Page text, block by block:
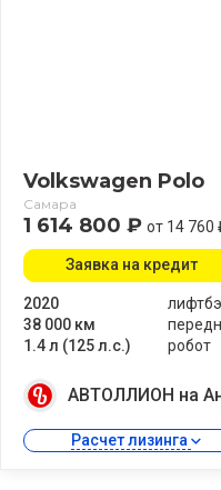
Volkswagen Polo
Самара
1 614 800 ₽ от 14
2020
38 000 км
1.4 л (125 л.с.)
робот
Заявка на кредит
АВТОЛЛИОН на
Расчет лизинга